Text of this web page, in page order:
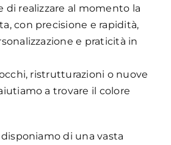
di realizzare al momento la
con precisione e rapidità,
e praticità in
ristrutturazioni o nuove
a trovare il colore
di una vasta